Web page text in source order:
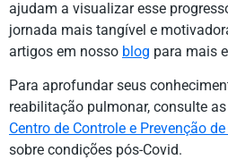
ajudam a visualizar esse
jornada mais tangível e
artigos em nosso blog para mais
Para aprofundar seus
reabilitação pulmonar, consulte
Centro de Controle e Prevenção
sobre condições pós-Covid.